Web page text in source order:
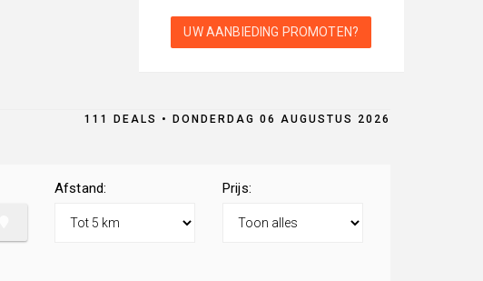
UW AANBIEDING PROMOTEN?
111 DEALS • DONDERDAG 06 AUGUSTUS 2026
Afstand: Prijs: